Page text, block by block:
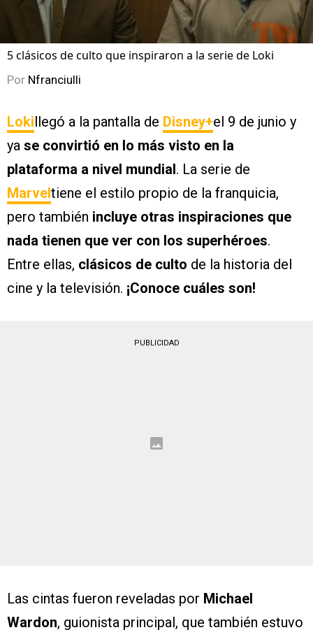
5 clásicos de culto que inspiraron a la serie de Loki
Por Nfranciulli
Loki llegó a la pantalla de Disney+el 9 de junio y
ya se convirtió en lo más visto en la
plataforma a nivel mundial . La serie de
Marvel tiene el estilo propio de la franquicia,
pero también incluye otras inspiraciones que
nada tienen que ver con los superhéroes.
Entre ellas, clásicos de culto de la historia del
cine y la televisión. ¡Conoce cuáles son!
PUBLICIDAD
Las cintas fueron reveladas por Michael
Wardon, guionista principal, que también estuvo